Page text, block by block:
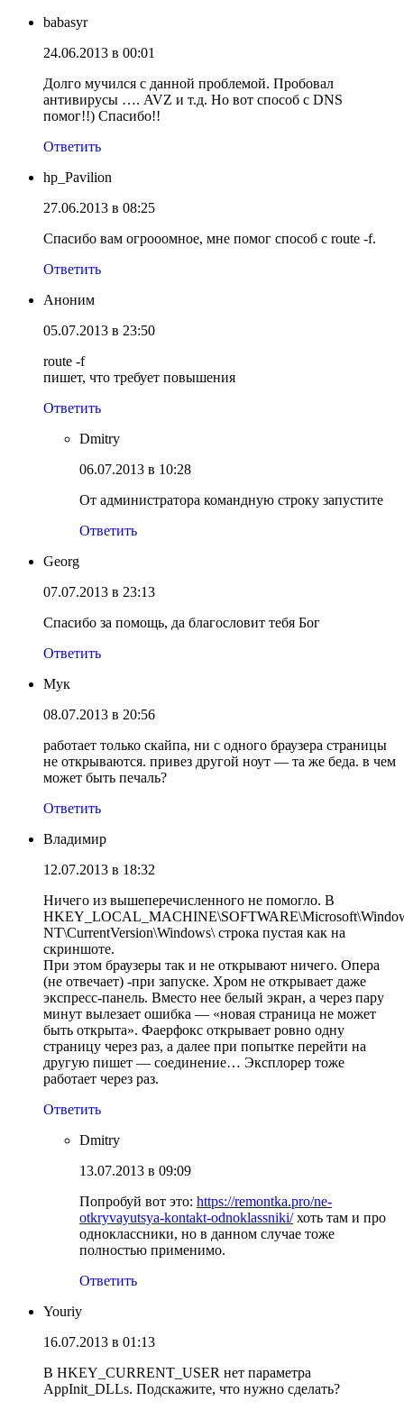
babasyr
24.06.2013 в 00:01
Долго мучился с данной проблемой. Пробовал
антивирусы …. AVZ и т.д. Но вот способ с DNS
помог!!) Спасибо!!
Ответить
hp_Pavilion
27.06.2013 в 08:25
Спасибо вам огрооомное, мне помог способ с route -f.
Ответить
Аноним
05.07.2013 в 23:50
route -f
пишет, что требует повышения
Ответить
Dmitry
06.07.2013 в 10:28
От администратора командную строку запустите
Ответить
Georg
07.07.2013 в 23:13
Спасибо за помощь, да благословит тебя Бог
Ответить
Мук
08.07.2013 в 20:56
работает только скайпа, ни с одного браузера страницы
не открываются. привез другой ноут — та же беда. в чем
может быть печаль?
Ответить
Владимир
12.07.2013 в 18:32
Ничего из вышеперечисленного не помогло. В
NT\CurrentVersion\Windows\ строка пустая как на
скриншоте.
При этом браузеры так и не открывают ничего. Опера
(не отвечает) -при запуске. Хром не открывает даже
экспресс-панель. Вместо нее белый экран, а через пару
минут вылезает ошибка — «новая страница не может
быть открыта». Фаерфокс открывает ровно одну
страницу через раз, а далее при попытке перейти на
другую пишет — соединение… Эксплорер тоже
работает через раз.
Ответить
Dmitry
13.07.2013 в 09:09
Попробуй вот это: https://remontka.pro/ne-
otkryvayutsya-kontakt-odnoklassniki/хоть там и про
одноклассники, но в данном случае тоже
полностью применимо.
Ответить
Youriy
16.07.2013 в 01:13
В HKEY_CURRENT_USER нет параметра
AppInit_DLLs. Подскажите, что нужно сделать?